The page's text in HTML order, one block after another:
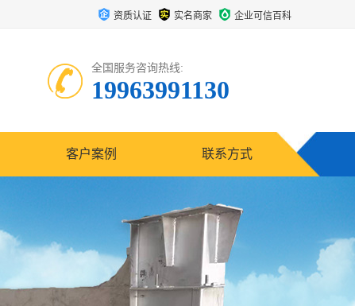
资质认证 实名商家 企业可信百科
全国服务咨询热线:
19963991130
客户案例 联系方式